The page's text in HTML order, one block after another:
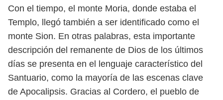
Con el tiempo, el monte Moria, donde estaba el
Templo, llegó también a ser identificado como el
monte Sion. En otras palabras, esta importante
descripción del remanente de Dios de los últimos
días se presenta en el lenguaje característico del
Santuario, como la mayoría de las escenas clave
de Apocalipsis. Gracias al Cordero, el pueblo de